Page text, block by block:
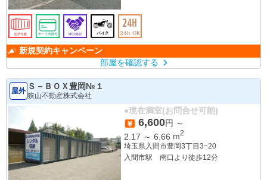
新規契約キャンペーン
部屋を確認する
屋外 Ｓ－ＢＯＸ豊岡№１
狭山不動産株式会社
●現在満室(お問合せ可能)
6,600円 ～
2.17 ～ 6.66 m2
埼玉県入間市豊岡3丁目3−20
入間市駅 南口より徒歩12分